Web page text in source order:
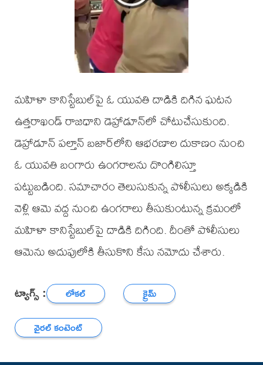
మ‌హిళా కానిస్టేబుల్‌పై ఓ యువ‌తి దాడికి దిగిన ఘ‌ట‌న‌
ఉత్త‌రాఖండ్ రాజ‌ధాని డెహ్రాడూన్‌లో చోటుచేసుకుంది.
డెహ్రాడూన్‌ పల్తాన్ బజార్‌లోని ఆభరణాల దుకాణం నుంచి
ఓ యువతి బంగారు ఉంగరాలను దొంగిలిస్తూ
పట్టుబడింది. స‌మాచారం తెలుసుకున్న పోలీసులు అక్క‌డికి
వెళ్లి ఆమె వ‌ద్ద నుంచి ఉంగ‌రాలు తీసుకుంటున్న క్ర‌మంలో
మ‌హిళా కానిస్టేబుల్‌పై దాడికి దిగింది. దీంతో పోలీసులు
ఆమెను అదుపులోకి తీసుకొని కేసు న‌మోదు చేశారు.
ట్యాగ్స్ : లోకల్
క్రైమ్
వైరల్ కంటెంట్